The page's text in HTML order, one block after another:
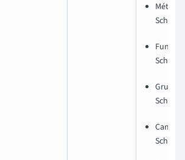
Método
Grupo
Campo